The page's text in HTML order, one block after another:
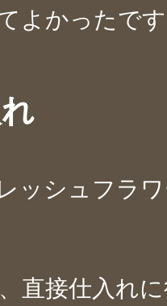
よかったで
ッシュフラ
直接仕入れ